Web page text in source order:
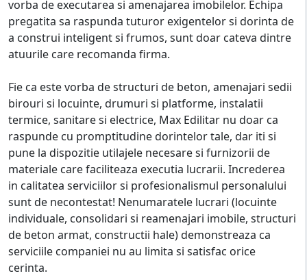
vorba de executarea si amenajarea imobilelor. Echipa
pregatita sa raspunda tuturor exigentelor si dorinta de
a construi inteligent si frumos, sunt doar cateva dintre
atuurile care recomanda firma.
Fie ca este vorba de structuri de beton, amenajari sedii
birouri si locuinte, drumuri si platforme, instalatii
termice, sanitare si electrice, Max Edilitar nu doar ca
raspunde cu promptitudine dorintelor tale, dar iti si
pune la dispozitie utilajele necesare si furnizorii de
materiale care faciliteaza executia lucrarii. Increderea
in calitatea serviciilor si profesionalismul personalului
sunt de necontestat! Nenumaratele lucrari (locuinte
individuale, consolidari si reamenajari imobile, structuri
de beton armat, constructii hale) demonstreaza ca
serviciile companiei nu au limita si satisfac orice
cerinta.